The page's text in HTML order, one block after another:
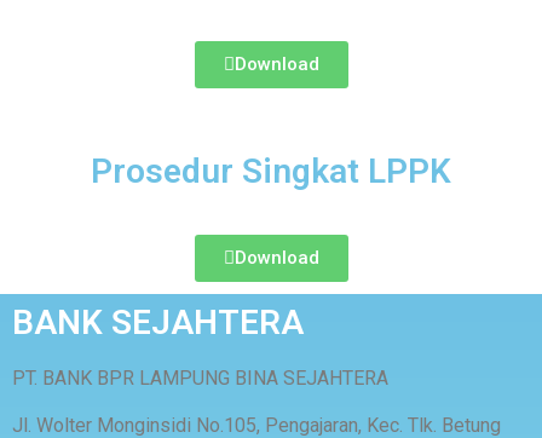
Download
Prosedur Singkat LPPK
Download
BANK SEJAHTERA
PT. BANK BPR LAMPUNG BINA SEJAHTERA
Jl. Wolter Monginsidi No.105, Pengajaran, Kec. Tlk. Betung